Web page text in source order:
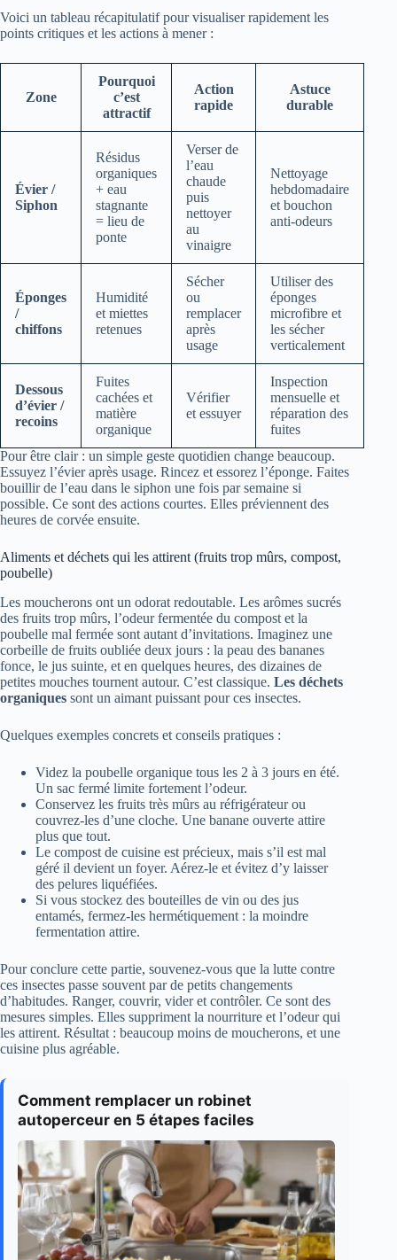
Voici un tableau récapitulatif pour visualiser rapidement les
points critiques et les actions à mener :
Zone
Pourquoi
c’est
attractif
Action
rapide
Astuce
durable
Évier /
Siphon
Résidus
organiques
+ eau
stagnante
= lieu de
ponte
Verser de
l’eau
chaude
puis
nettoyer
au
vinaigre
Nettoyage
hebdomadaire
et bouchon
anti-odeurs
Éponges
/
chiffons
Humidité
et miettes
retenues
Sécher
ou
remplacer
après
usage
Utiliser des
éponges
microfibre et
les sécher
verticalement
Dessous
d’évier /
recoins
Fuites
cachées et
matière
organique
Vérifier
et essuyer
Inspection
mensuelle et
réparation des
fuites
Pour être clair : un simple geste quotidien change beaucoup.
Essuyez l’évier après usage. Rincez et essorez l’éponge. Faites
bouillir de l’eau dans le siphon une fois par semaine si
possible. Ce sont des actions courtes. Elles préviennent des
heures de corvée ensuite.
Aliments et déchets qui les attirent (fruits trop mûrs, compost,
poubelle)
Les moucherons ont un odorat redoutable. Les arômes sucrés
des fruits trop mûrs, l’odeur fermentée du compost et la
poubelle mal fermée sont autant d’invitations. Imaginez une
corbeille de fruits oubliée deux jours : la peau des bananes
fonce, le jus suinte, et en quelques heures, des dizaines de
petites mouches tournent autour. C’est classique. Les déchets
organiques sont un aimant puissant pour ces insectes.
Quelques exemples concrets et conseils pratiques :
Videz la poubelle organique tous les 2 à 3 jours en été.
Un sac fermé limite fortement l’odeur.
Conservez les fruits très mûrs au réfrigérateur ou
couvrez-les d’une cloche. Une banane ouverte attire
plus que tout.
Le compost de cuisine est précieux, mais s’il est mal
géré il devient un foyer. Aérez-le et évitez d’y laisser
des pelures liquéfiées.
Si vous stockez des bouteilles de vin ou des jus
entamés, fermez-les hermétiquement : la moindre
fermentation attire.
Pour conclure cette partie, souvenez-vous que la lutte contre
ces insectes passe souvent par de petits changements
d’habitudes. Ranger, couvrir, vider et contrôler. Ce sont des
mesures simples. Elles suppriment la nourriture et l’odeur qui
les attirent. Résultat : beaucoup moins de moucherons, et une
cuisine plus agréable.
Comment remplacer un robinet
autoperceur en 5 étapes faciles